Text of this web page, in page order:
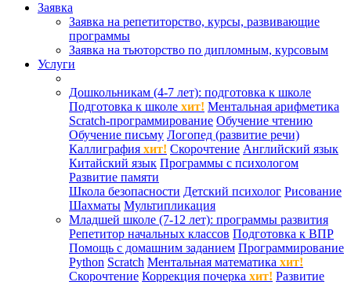
Заявка
Заявка на репетиторство, курсы, развивающие
программы
Заявка на тьюторство по дипломным, курсовым
Услуги
Дошкольникам (4-7 лет): подготовка к школе
Подготовка к школе хит! Ментальная арифметика
Scratch-программирование Обучение чтению
Обучение письму Логопед (развитие речи)
Каллиграфия хит! Скорочтение Английский язык
Китайский язык Программы с психологом
Развитие памяти
Школа безопасности Детский психолог Рисование
Шахматы Мультипликация
Младшей школе (7-12 лет): программы развития
Репетитор начальных классов Подготовка к ВПР
Помощь с домашним заданием Программирование
Python Scratch Ментальная математика хит!
Скорочтение Коррекция почерка хит! Развитие